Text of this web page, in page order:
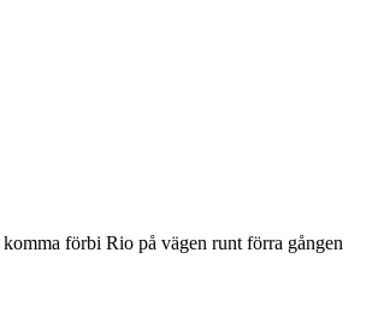
förbi Rio på vägen runt förra gången